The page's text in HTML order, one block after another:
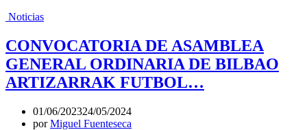
Noticias
CONVOCATORIA DE ASAMBLEA
GENERAL ORDINARIA DE BILBAO
ARTIZARRAK FUTBOL…
01/06/202324/05/2024
porMiguel Fuenteseca